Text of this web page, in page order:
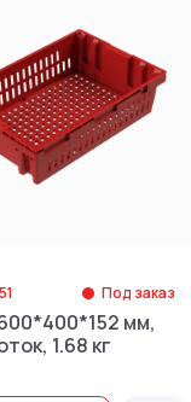
Под заказ
мм,
1.68 кг